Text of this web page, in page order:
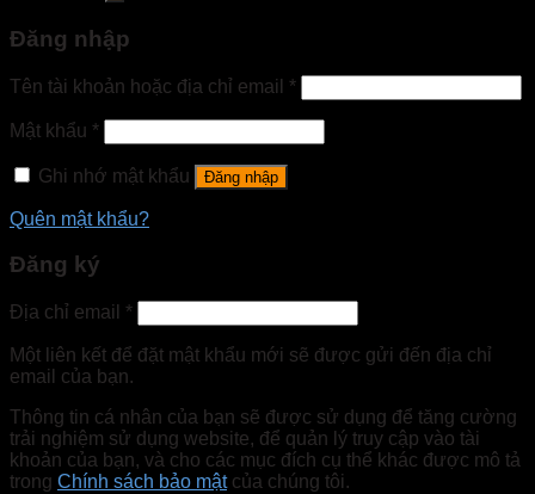
Đăng nhập
Tên tài khoản hoặc địa chỉ email *
Mật khẩu *
Ghi nhớ mật khẩu Đăng nhập
Quên mật khẩu?
Đăng ký
Địa chỉ email *
Một liên kết để đặt mật khẩu mới sẽ được gửi đến địa chỉ
email của bạn.
Thông tin cá nhân của bạn sẽ được sử dụng để tăng cường
trải nghiệm sử dụng website, để quản lý truy cập vào tài
khoản của bạn, và cho các mục đích cụ thể khác được mô tả
trong Chính sách bảo mậtcủa chúng tôi.